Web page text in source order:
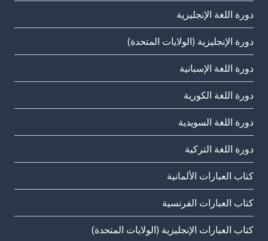
دورة اللغة الإنجليزية
دورة الإنجليزية (الولايات المتحدة)
دورة اللغة الإسبانية
دورة اللغة الكورية
دورة اللغة السويدية
دورة اللغة التركية
كتاب العبارات الألمانية
كتاب العبارات الفرنسية
كتاب العبارات الإنجليزية (الولايات المتحدة)